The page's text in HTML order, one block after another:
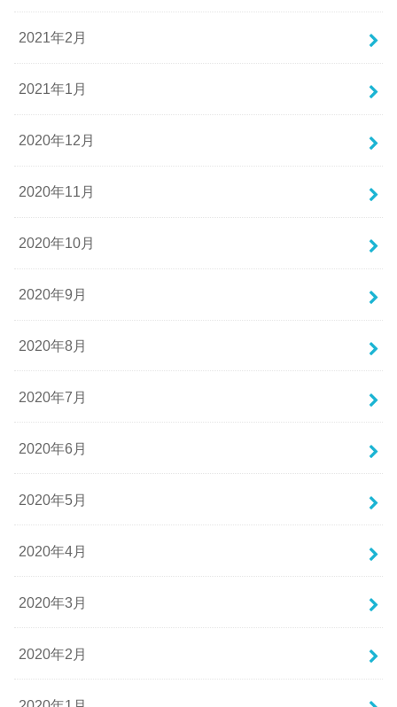
2021年2月
2021年1月
2020年12月
2020年11月
2020年10月
2020年9月
2020年8月
2020年7月
2020年6月
2020年5月
2020年4月
2020年3月
2020年2月